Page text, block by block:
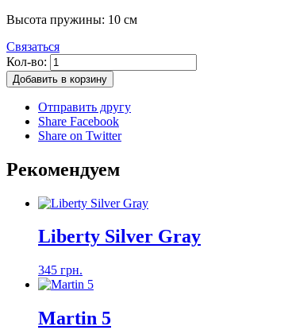
Высота пружины: 10 см
Связаться
Кол-во:
Добавить в корзину
Отправить другу
Share Facebook
Share on Twitter
Рекомендуем
Liberty Silver Gray
345 грн.
Martin 5